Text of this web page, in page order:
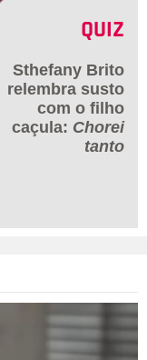
QUIZ
Sthefany Brito
relembra susto
com o filho
caçula: Chorei
tanto